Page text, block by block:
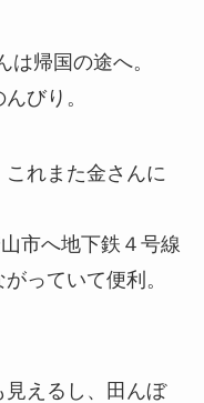
帰国の途へ。
びり。
れまた金さんに
市へ地下鉄４号線
っていて便利。
えるし、田んぼ